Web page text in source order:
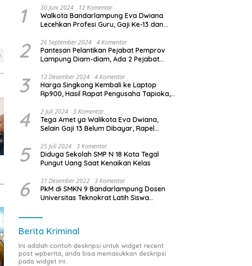
1 30 Juni 2024 12 Komentar
Walkota Bandarlampung Eva Dwiana
Lecehkan Profesi Guru, Gaji Ke-13 dan
2 26 September 2024 4 Komentar
Pantesan Pelantikan Pejabat Pemprov
Lampung Diam-diam, Ada 2 Pejabat
3 12 Desember 2024 4 Komentar
Harga Singkong Kembali ke Laptop
Rp900, Hasil Rapat Pengusaha Tapioka,
Lampung
4 2 Juli 2024 3 Komentar
Tega Amet ya Walikota Eva Dwiana,
Selain Gaji 13 Belum Dibayar, Rapel
Dibayar
5 25 Juli 2024 3 Komentar
Diduga Sekolah SMP N 18 Kota Tegal
Pungut Uang Saat Kenaikan Kelas
6 31 Desember 2022 3 Komentar
PkM di SMKN 9 Bandarlampung Dosen
Universitas Teknokrat Latih Siswa
Berita Kriminal
Ini adalah contoh deskripsi untuk widget recent
post wpberita, anda bisa memasukkan deskripsi
pada widget ini.